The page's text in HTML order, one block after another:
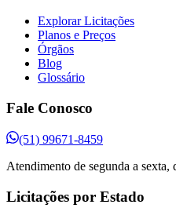
Explorar Licitações
Planos e Preços
Órgãos
Blog
Glossário
Fale Conosco
(51) 99671-8459
Atendimento de segunda a sexta,
Licitações por Estado